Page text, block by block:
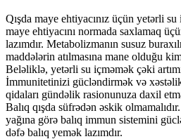
Qışda maye ehtiyacınız üçün yetərli
maye ehtiyacını normada saxlamaq
lazımdır. Metabolizmanın susuz
maddələrin atılmasına mane olduğu
Beləliklə, yetərli su içməmək çəki
İmmunitetinizi gücləndirmək və
qidaları gündəlik rasionunuza daxil
Balıq qışda süfrədən əskik
yağına görə balıq immun sistemini
dəfə balıq yemək lazımdır.